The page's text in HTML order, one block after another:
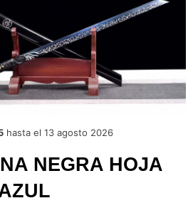
hasta el 13 agosto 2026
NEGRA HOJA